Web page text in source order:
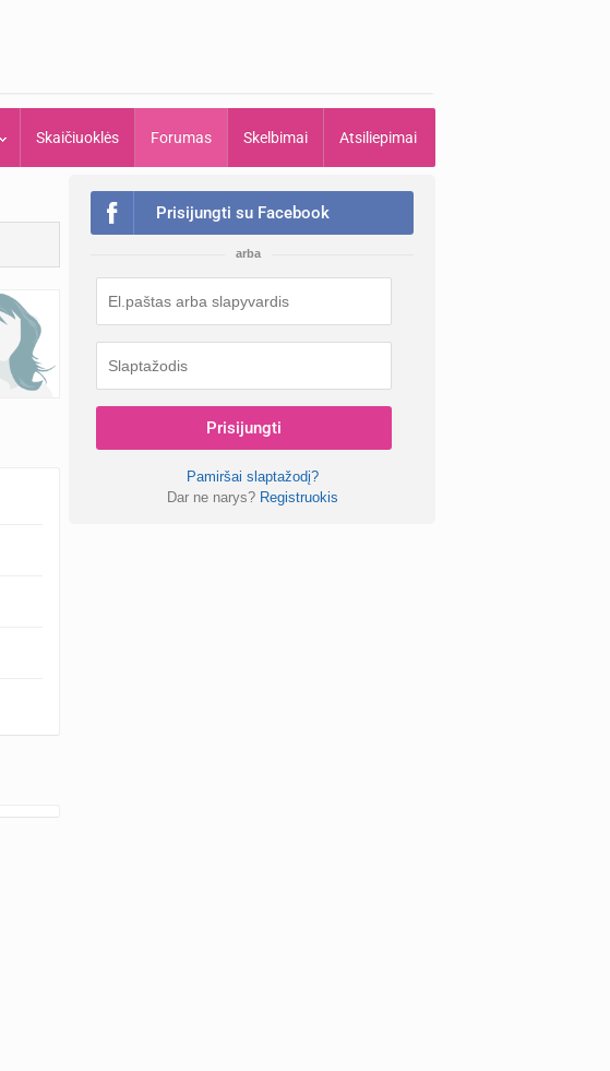
Skaičiuoklės Forumas Skelbimai Atsiliepimai
Prisijungti su Facebook
arba
Prisijungti
Pamiršai slaptažodį?
Dar ne narys? Registruokis